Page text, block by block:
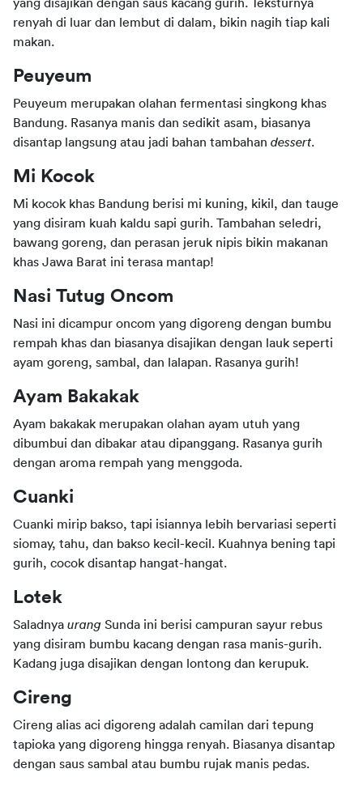
yang disajikan dengan saus kacang gurih. Teksturnya
renyah di luar dan lembut di dalam, bikin nagih tiap kali
makan.
Peuyeum
Peuyeum merupakan olahan fermentasi singkong khas
Bandung. Rasanya manis dan sedikit asam, biasanya
disantap langsung atau jadi bahan tambahan dessert.
Mi Kocok
Mi kocok khas Bandung berisi mi kuning, kikil, dan tauge
yang disiram kuah kaldu sapi gurih. Tambahan seledri,
bawang goreng, dan perasan jeruk nipis bikin makanan
khas Jawa Barat ini terasa mantap!
Nasi Tutug Oncom
Nasi ini dicampur oncom yang digoreng dengan bumbu
rempah khas dan biasanya disajikan dengan lauk seperti
ayam goreng, sambal, dan lalapan. Rasanya gurih!
Ayam Bakakak
Ayam bakakak merupakan olahan ayam utuh yang
dibumbui dan dibakar atau dipanggang. Rasanya gurih
dengan aroma rempah yang menggoda.
Cuanki
Cuanki mirip bakso, tapi isiannya lebih bervariasi seperti
siomay, tahu, dan bakso kecil-kecil. Kuahnya bening tapi
gurih, cocok disantap hangat-hangat.
Lotek
Saladnya urang Sunda ini berisi campuran sayur rebus
yang disiram bumbu kacang dengan rasa manis-gurih.
Kadang juga disajikan dengan lontong dan kerupuk.
Cireng
Cireng alias aci digoreng adalah camilan dari tepung
tapioka yang digoreng hingga renyah. Biasanya disantap
dengan saus sambal atau bumbu rujak manis pedas.